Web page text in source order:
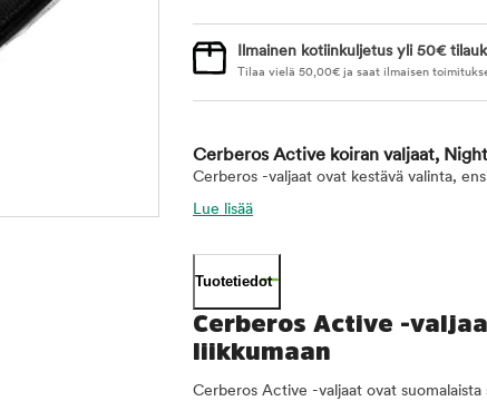
Ilmainen kotiinkuljetus yli 50€
Tilaa vielä 50,00€ ja saat ilmaisen
Cerberos Active koiran valjaat,
Cerberos -valjaat ovat kestävä valinta,
Lue lisää
Tuotetiedot
Cerberos Active -
liikkumaan
Cerberos Active -valjaat ovat